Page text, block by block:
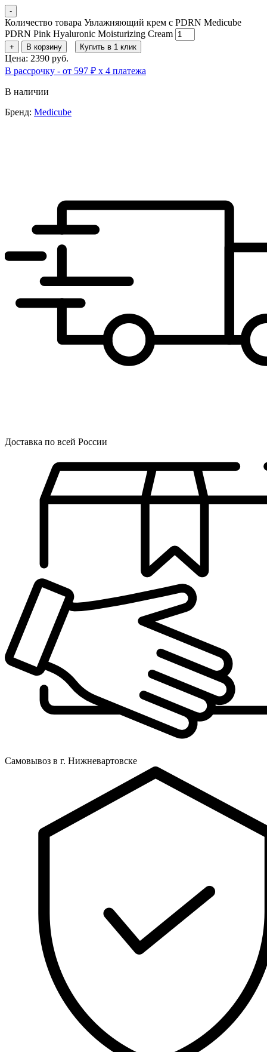
-
Количество товара Увлажняющий крем c PDRN Medicube
PDRN Pink Hyaluronic Moisturizing Cream
+ В корзину Купить в 1 клик
Цена: 2390 руб.
В рассрочку - от 597 ₽ х 4 платежа
В наличии
Бренд: Medicube
Доставка по всей России
Самовывоз в г. Нижневартовске